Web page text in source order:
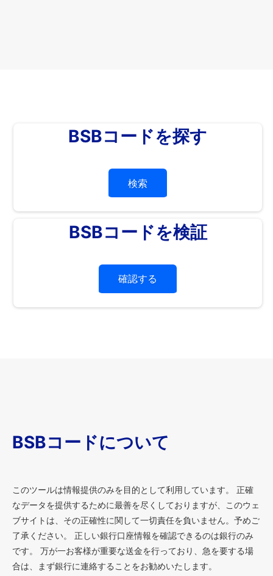
BSBコードを探す
検索
BSBコードを検証
確認する
BSBコードについて
このツールは情報提供のみを目的として利用しています。 正確
なデータを提供するために最善を尽くしておりますが、このウェ
ブサイトは、その正確性に関して一切責任を負いません。予めご
了承ください。 正しい銀行口座情報を確認できるのは銀行のみ
です。 万が一お客様が重要な送金を行っており、急を要する場
合は、まず銀行に連絡することをお勧めいたします。